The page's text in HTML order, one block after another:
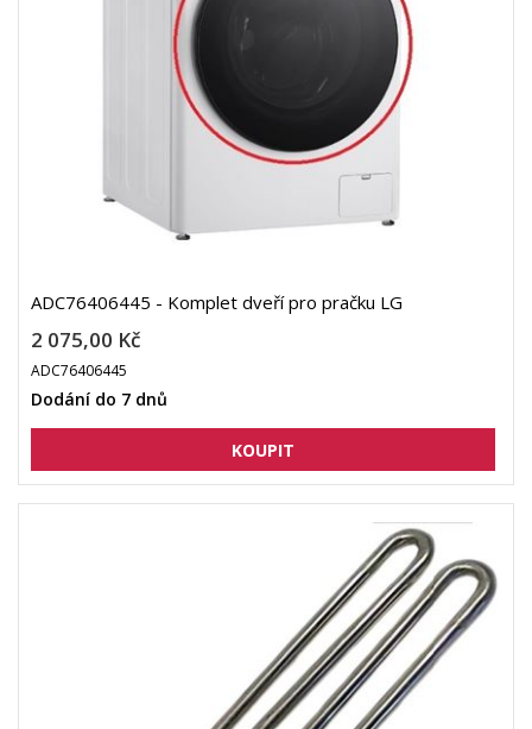
ADC76406445 - Komplet dveří pro pračku LG
2 075,00 Kč
ADC76406445
Dodání do 7 dnů